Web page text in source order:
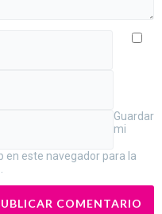
Guardar
mi
en este navegador para la